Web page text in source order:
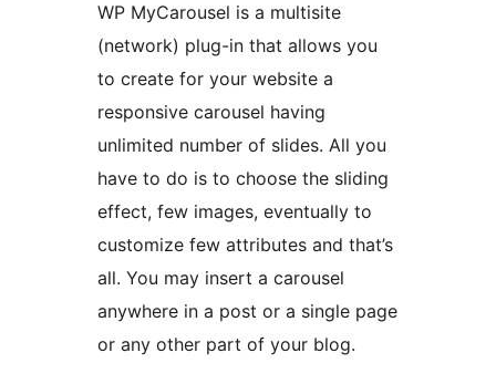
WP MyCarousel is a multisite
(network) plug-in that allows you
to create for your website a
responsive carousel having
unlimited number of slides. All you
have to do is to choose the sliding
effect, few images, eventually to
customize few attributes and that’s
all. You may insert a carousel
anywhere in a post or a single page
or any other part of your blog.